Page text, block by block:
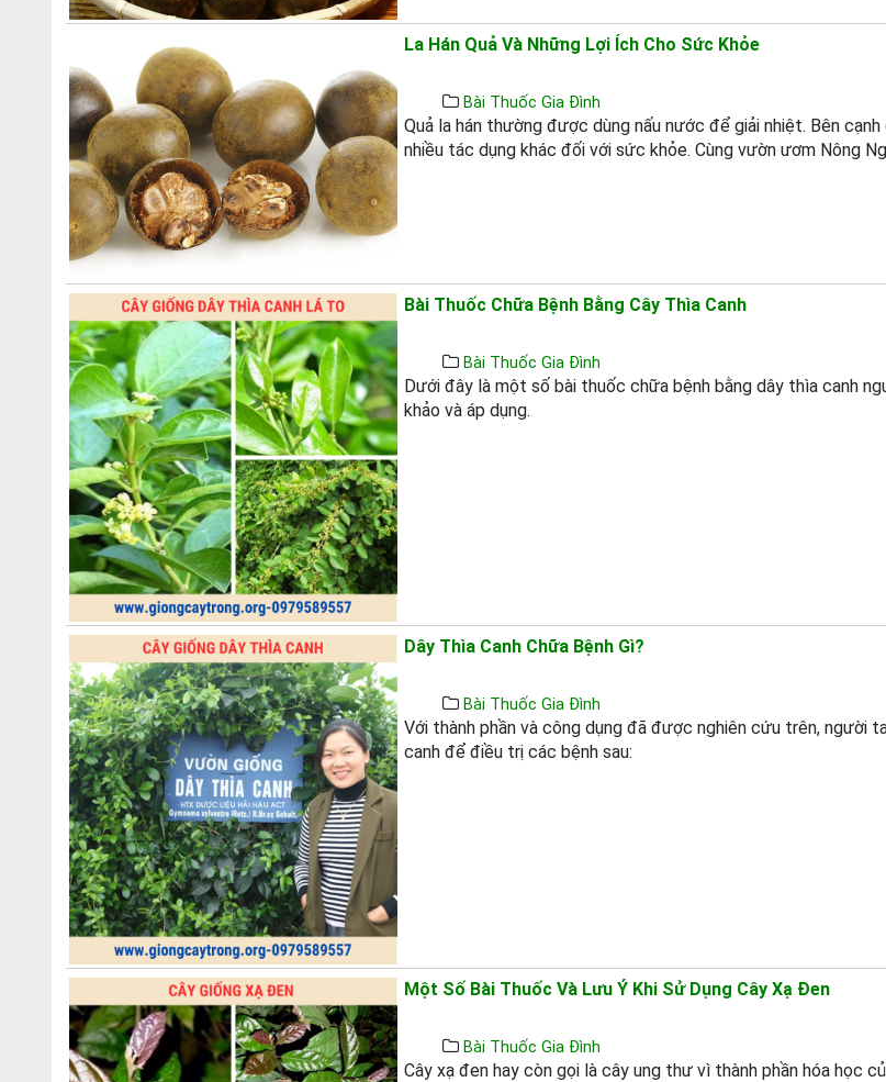
La Hán Quả Và Những Lợi Ích Cho Sức Khỏe
Bài Thuốc Gia Đình
Quả la hán thường được dùng nấu nước để giải nhiệt. Bên
nhiều tác dụng khác đối với sức khỏe. Cùng vườn ươm Nông
Bài Thuốc Chữa Bệnh Bằng Cây Thìa Canh
Bài Thuốc Gia Đình
Dưới đây là một số bài thuốc chữa bệnh bằng dây thìa canh
khảo và áp dụng.
Dây Thìa Canh Chữa Bệnh Gì?
Bài Thuốc Gia Đình
Với thành phần và công dụng đã được nghiên cứu trên, người
canh để điều trị các bệnh sau:
Một Số Bài Thuốc Và Lưu Ý Khi Sử Dụng Cây Xạ Đen
Bài Thuốc Gia Đình
Cây xạ đen hay còn gọi là cây ung thư vì thành phần hóa học